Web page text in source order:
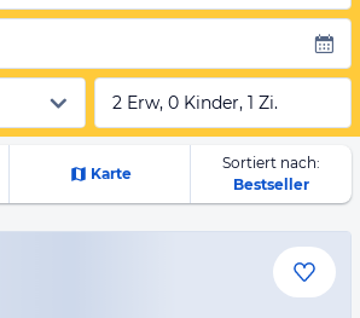
2 Erw, 0 Kinder, 1 Zi.
Karte
Sortiert nach:
Bestseller